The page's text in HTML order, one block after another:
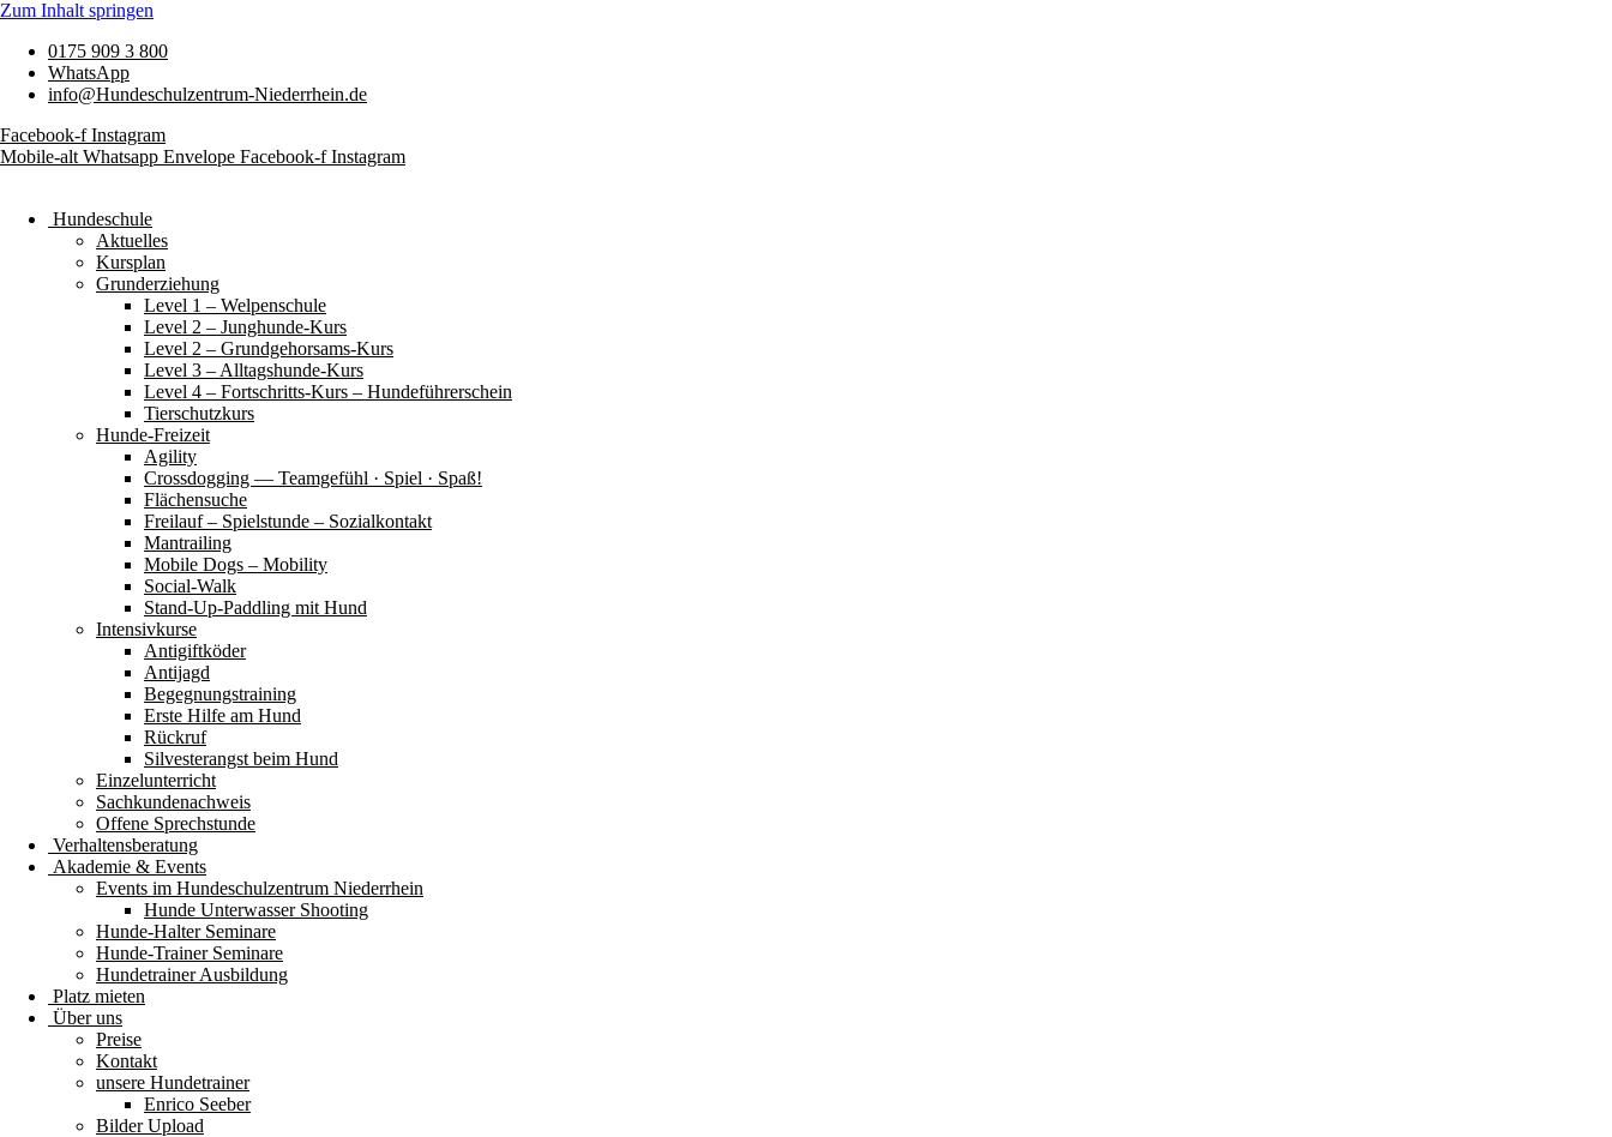
Zum Inhalt springen
0175 909 3 800
WhatsApp
info@Hundeschulzentrum-Niederrhein.de
Facebook-f Instagram
Mobile-alt Whatsapp Envelope Facebook-f Instagram
Hundeschule
Aktuelles
Kursplan
Grunderziehung
Level 1 – Welpenschule
Level 2 – Junghunde-Kurs
Level 2 – Grundgehorsams-Kurs
Level 3 – Alltagshunde-Kurs
Level 4 – Fortschritts-Kurs – Hundeführerschein
Tierschutzkurs
Hunde-Freizeit
Agility
Crossdogging — Teamgefühl · Spiel · Spaß!
Flächensuche
Freilauf – Spielstunde – Sozialkontakt
Mantrailing
Mobile Dogs – Mobility
Social-Walk
Stand-Up-Paddling mit Hund
Intensivkurse
Antigiftköder
Antijagd
Begegnungstraining
Erste Hilfe am Hund
Rückruf
Silvesterangst beim Hund
Einzelunterricht
Sachkundenachweis
Offene Sprechstunde
Verhaltensberatung
Akademie & Events
Events im Hundeschulzentrum Niederrhein
Hunde Unterwasser Shooting
Hunde-Halter Seminare
Hunde-Trainer Seminare
Hundetrainer Ausbildung
Platz mieten
Über uns
Preise
Kontakt
unsere Hundetrainer
Enrico Seeber
Bilder Upload